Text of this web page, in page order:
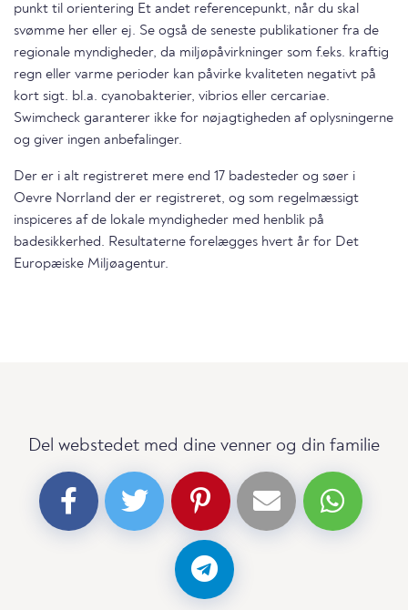
punkt til orientering Et andet referencepunkt, når du skal
svømme her eller ej. Se også de seneste publikationer fra de
regionale myndigheder, da miljøpåvirkninger som f.eks. kraftig
regn eller varme perioder kan påvirke kvaliteten negativt på
kort sigt. bl.a. cyanobakterier, vibrios eller cercariae.
Swimcheck garanterer ikke for nøjagtigheden af oplysningerne
og giver ingen anbefalinger.
Der er i alt registreret mere end 17 badesteder og søer i
Oevre Norrland der er registreret, og som regelmæssigt
inspiceres af de lokale myndigheder med henblik på
badesikkerhed. Resultaterne forelægges hvert år for Det
Europæiske Miljøagentur.
Del webstedet med dine venner og din familie